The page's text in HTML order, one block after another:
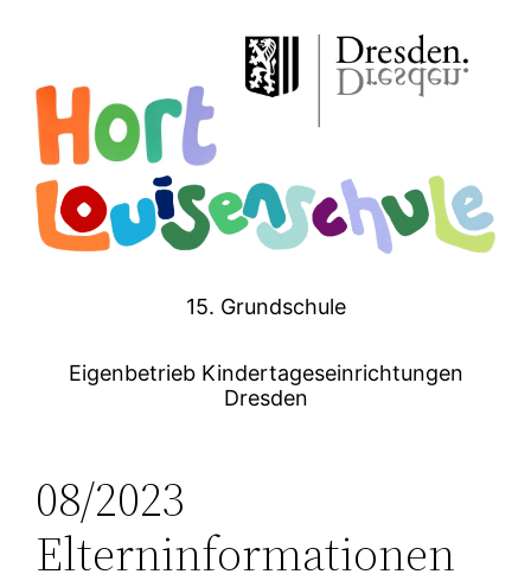
springen
15. Grundschule
Eigenbetrieb Kindertageseinrichtungen
Dresden
08/2023
Elterninformationen